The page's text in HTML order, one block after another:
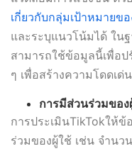
เกี่ยวกับกลุ่มเป้าหมายข
และระบุแนวโน้มได้ ใน
สามารถใช้ข้อมูลนี้เพื่อ
ๆ เพื่อสร้างความโดดเด่น
การมีส่วนร่วมขอ
การประเมินTikTokให้
ร่วมของผู้ใช้ เช่น จำน